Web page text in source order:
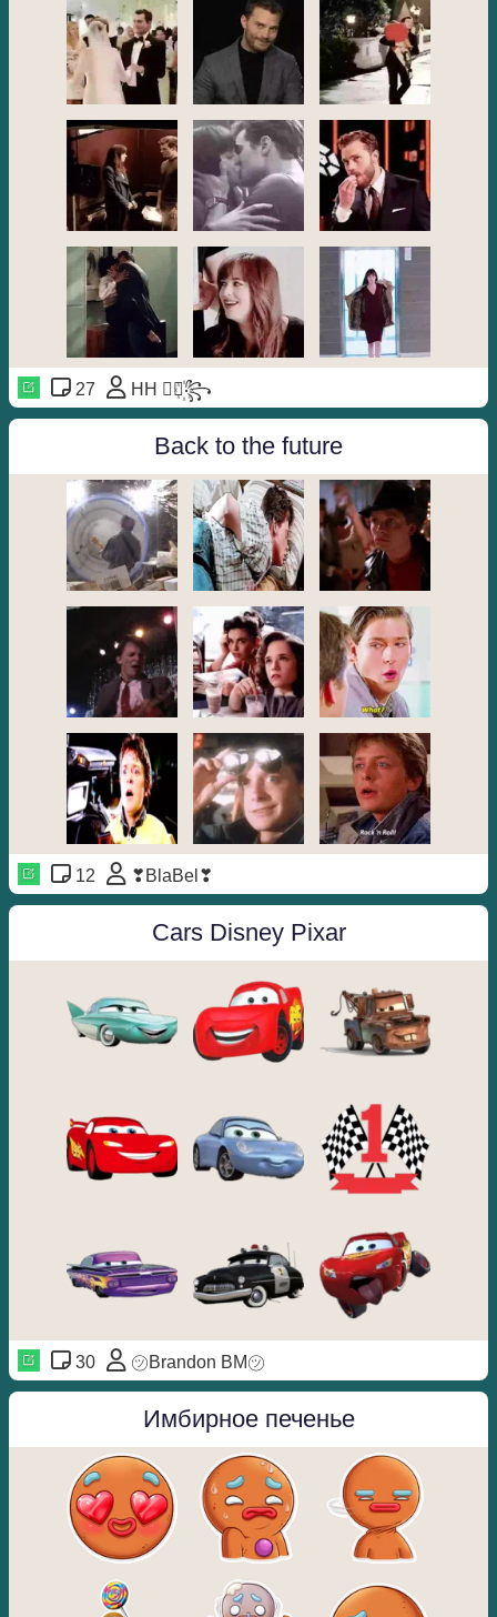
27 HH ⃘⃤꙰꧂
Back to the future
12 ❣BlaBel❣
Cars Disney Pixar
30 ㋡Brandon BM㋡
Имбирное печенье